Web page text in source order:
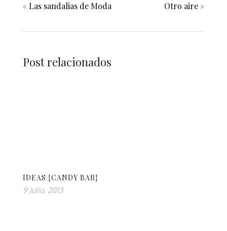
« Las sandalias de Moda Otro aire »
Post relacionados
IDEAS {CANDY BAR}
9 Julio, 2013